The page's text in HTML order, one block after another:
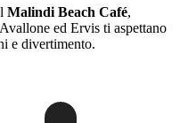
Malindi Beach Café,
ed Ervis ti aspettano
e divertimento.